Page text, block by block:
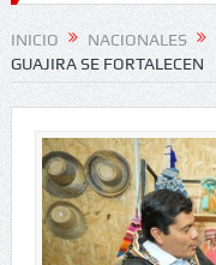
Nacionales 2026
INICIO NACIONALES
GUAJIRA SE FORTALECEN